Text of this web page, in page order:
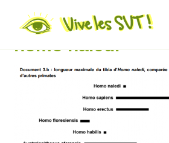
doc 3b sujet
homo naledi